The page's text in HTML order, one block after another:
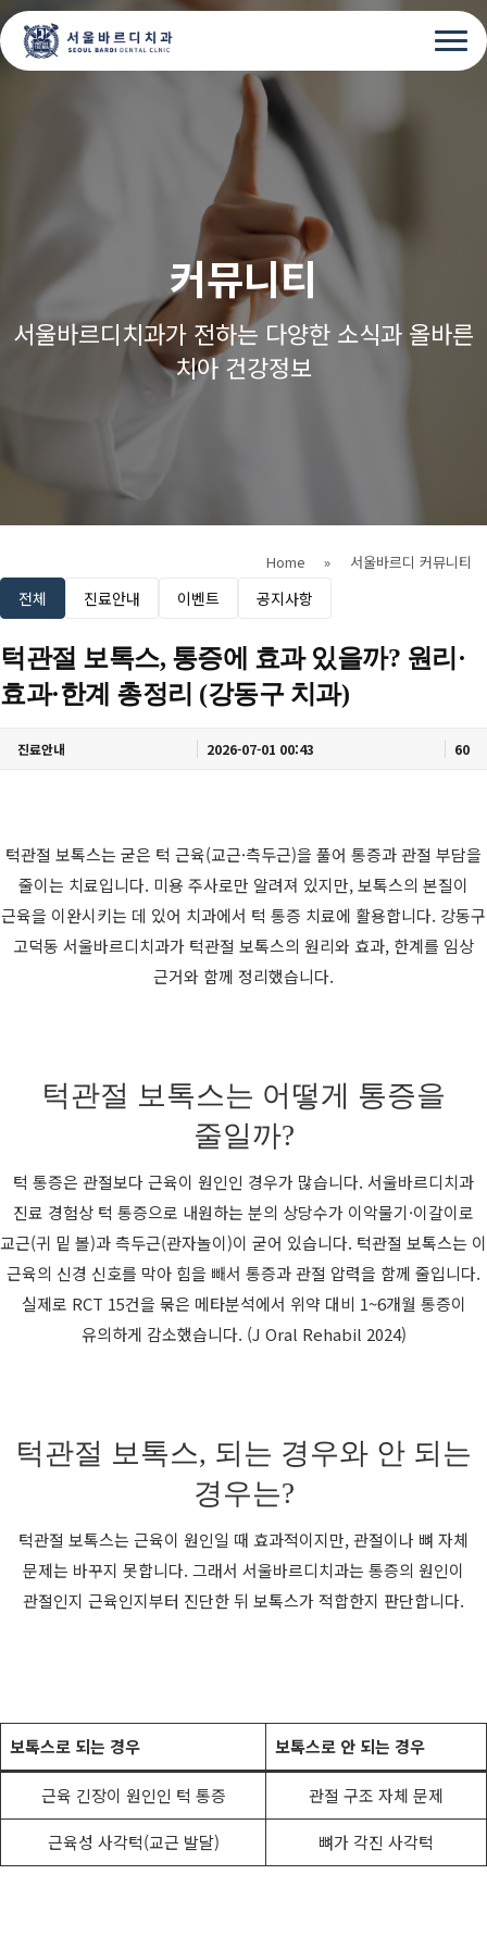
커뮤니티
서울바르디치과가 전하는 다양한 소식과 올바른
치아 건강정보
Home » 서울바르디 커뮤니티
전체 진료안내 이벤트 공지사항
턱관절 보톡스, 통증에 효과 있을까? 원리·
효과·한계 총정리 (강동구 치과)
진료안내 2026-07-01 00:43 60
턱관절 보톡스는 굳은 턱 근육(교근·측두근)을 풀어 통증과 관절 부담을
줄이는 치료입니다. 미용 주사로만 알려져 있지만, 보톡스의 본질이
근육을 이완시키는 데 있어 치과에서 턱 통증 치료에 활용합니다. 강동구
고덕동 서울바르디치과가 턱관절 보톡스의 원리와 효과, 한계를 임상
근거와 함께 정리했습니다.
턱관절 보톡스는 어떻게 통증을
줄일까?
턱 통증은 관절보다 근육이 원인인 경우가 많습니다. 서울바르디치과
진료 경험상 턱 통증으로 내원하는 분의 상당수가 이악물기·이갈이로
교근(귀 밑 볼)과 측두근(관자놀이)이 굳어 있습니다. 턱관절 보톡스는 이
근육의 신경 신호를 막아 힘을 빼서 통증과 관절 압력을 함께 줄입니다.
실제로 RCT 15건을 묶은 메타분석에서 위약 대비 1~6개월 통증이
유의하게 감소했습니다. (J Oral Rehabil 2024)
턱관절 보톡스, 되는 경우와 안 되는
경우는?
턱관절 보톡스는 근육이 원인일 때 효과적이지만, 관절이나 뼈 자체
문제는 바꾸지 못합니다. 그래서 서울바르디치과는 통증의 원인이
관절인지 근육인지부터 진단한 뒤 보톡스가 적합한지 판단합니다.
보톡스로 되는 경우 보톡스로 안 되는 경우
근육 긴장이 원인인 턱 통증 관절 구조 자체 문제
근육성 사각턱(교근 발달) 뼈가 각진 사각턱